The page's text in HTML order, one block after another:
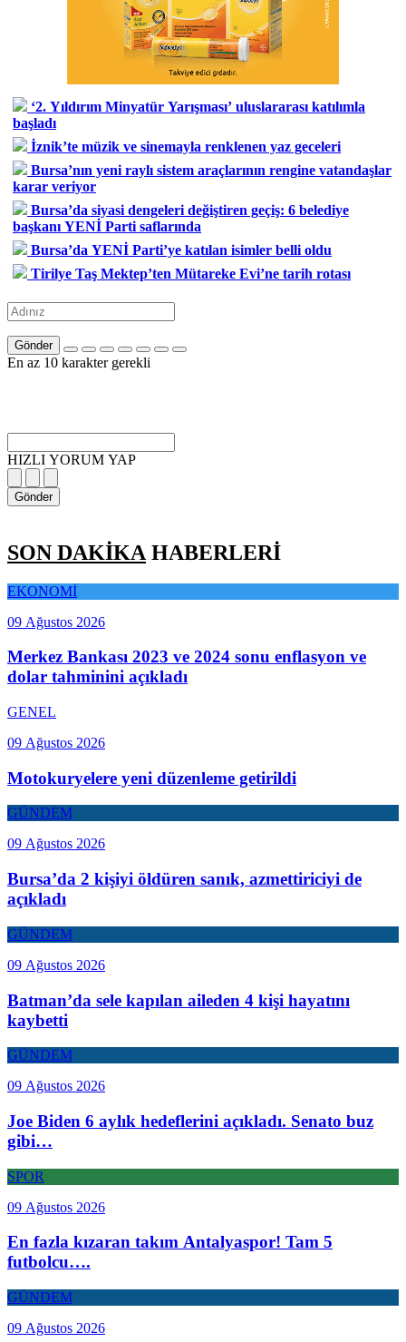
‘2. Yıldırım Minyatür Yarışması’ uluslararası katılımla
başladı
İznik’te müzik ve sinemayla renklenen yaz geceleri
Bursa’nın yeni raylı sistem araçlarının rengine vatandaşlar
karar veriyor
Bursa’da siyasi dengeleri değiştiren geçiş: 6 belediye
başkanı YENİ Parti saflarında
Bursa’da YENİ Parti’ye katılan isimler belli oldu
Tirilye Taş Mektep’ten Mütareke Evi’ne tarih rotası
Gönder
En az 10 karakter gerekli
HIZLI YORUM YAP
Gönder
SON DAKİKA HABERLERİ
EKONOMİ
09 Ağustos 2026
Merkez Bankası 2023 ve 2024 sonu enflasyon ve
dolar tahminini açıkladı
GENEL
09 Ağustos 2026
Motokuryelere yeni düzenleme getirildi
GÜNDEM
09 Ağustos 2026
Bursa’da 2 kişiyi öldüren sanık, azmettiriciyi de
açıkladı
GÜNDEM
09 Ağustos 2026
Batman’da sele kapılan aileden 4 kişi hayatını
kaybetti
GÜNDEM
09 Ağustos 2026
Joe Biden 6 aylık hedeflerini açıkladı. Senato buz
gibi…
SPOR
09 Ağustos 2026
En fazla kızaran takım Antalyaspor! Tam 5
futbolcu….
GÜNDEM
09 Ağustos 2026